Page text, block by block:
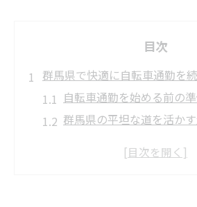
目次
群馬県で快適に自転車通勤を
自転車通勤を始める前の
群馬県の平坦な道を活か
自転車通勤で感じる疲労